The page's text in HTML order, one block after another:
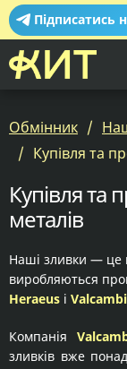
Підписатись
Обмінник
Купівля та
Купівля та
металів
Наші зливки — це
виробляються
Heraeus і Valcambi
Компанія
зливків вже